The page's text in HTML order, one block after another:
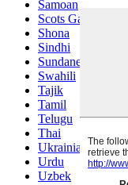
Samoan
Scots Gaelic
Shona
Sindhi
Sundanese
Swahili
Tajik
Tamil
Telugu
Thai
Ukrainian
Urdu
Uzbek